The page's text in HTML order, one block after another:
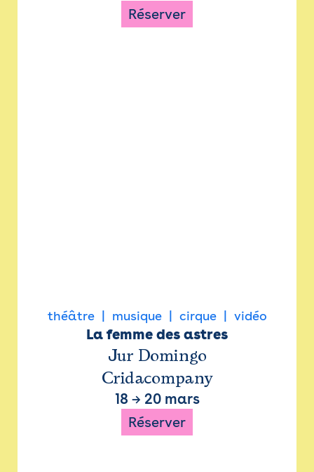
Réserver
théâtre musique cirque vidéo
La femme des astres
Jur Domingo
Cridacompany
18 → 20 mars
Réserver